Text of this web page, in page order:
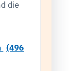
die
(496